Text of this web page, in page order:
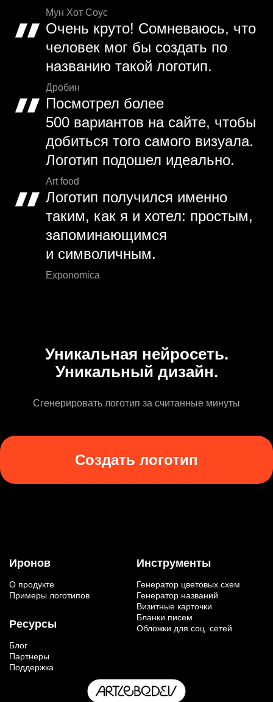
Мун Хот Соус
Очень круто! Сомневаюсь, что
человек мог бы создать по
названию такой логотип.
Дробин
Посмотрел более
500 вариантов на сайте, чтобы
добиться того самого визуала.
Логотип подошел идеально.
Art food
Логотип получился именно
таким, как я и хотел: простым,
запоминающимся
и символичным.
Exponomica
Уникальная нейросеть.
Уникальный дизайн.
Сгенерировать логотип за считанные минуты
Создать логотип
Иронов
О продукте
Примеры логотипов
Ресурсы
Блог
Партнеры
Поддержка
Инструменты
Генератор цветовых схем
Генератор названий
Визитные карточки
Бланки писем
Обложки для соц. сетей